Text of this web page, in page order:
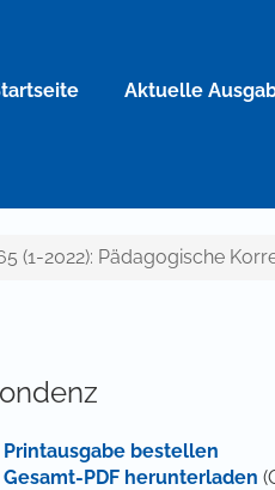
Aktuelle
(1-2022): Pädagogische
Printausgabe bestellen
Gesamt-PDF herunterladen